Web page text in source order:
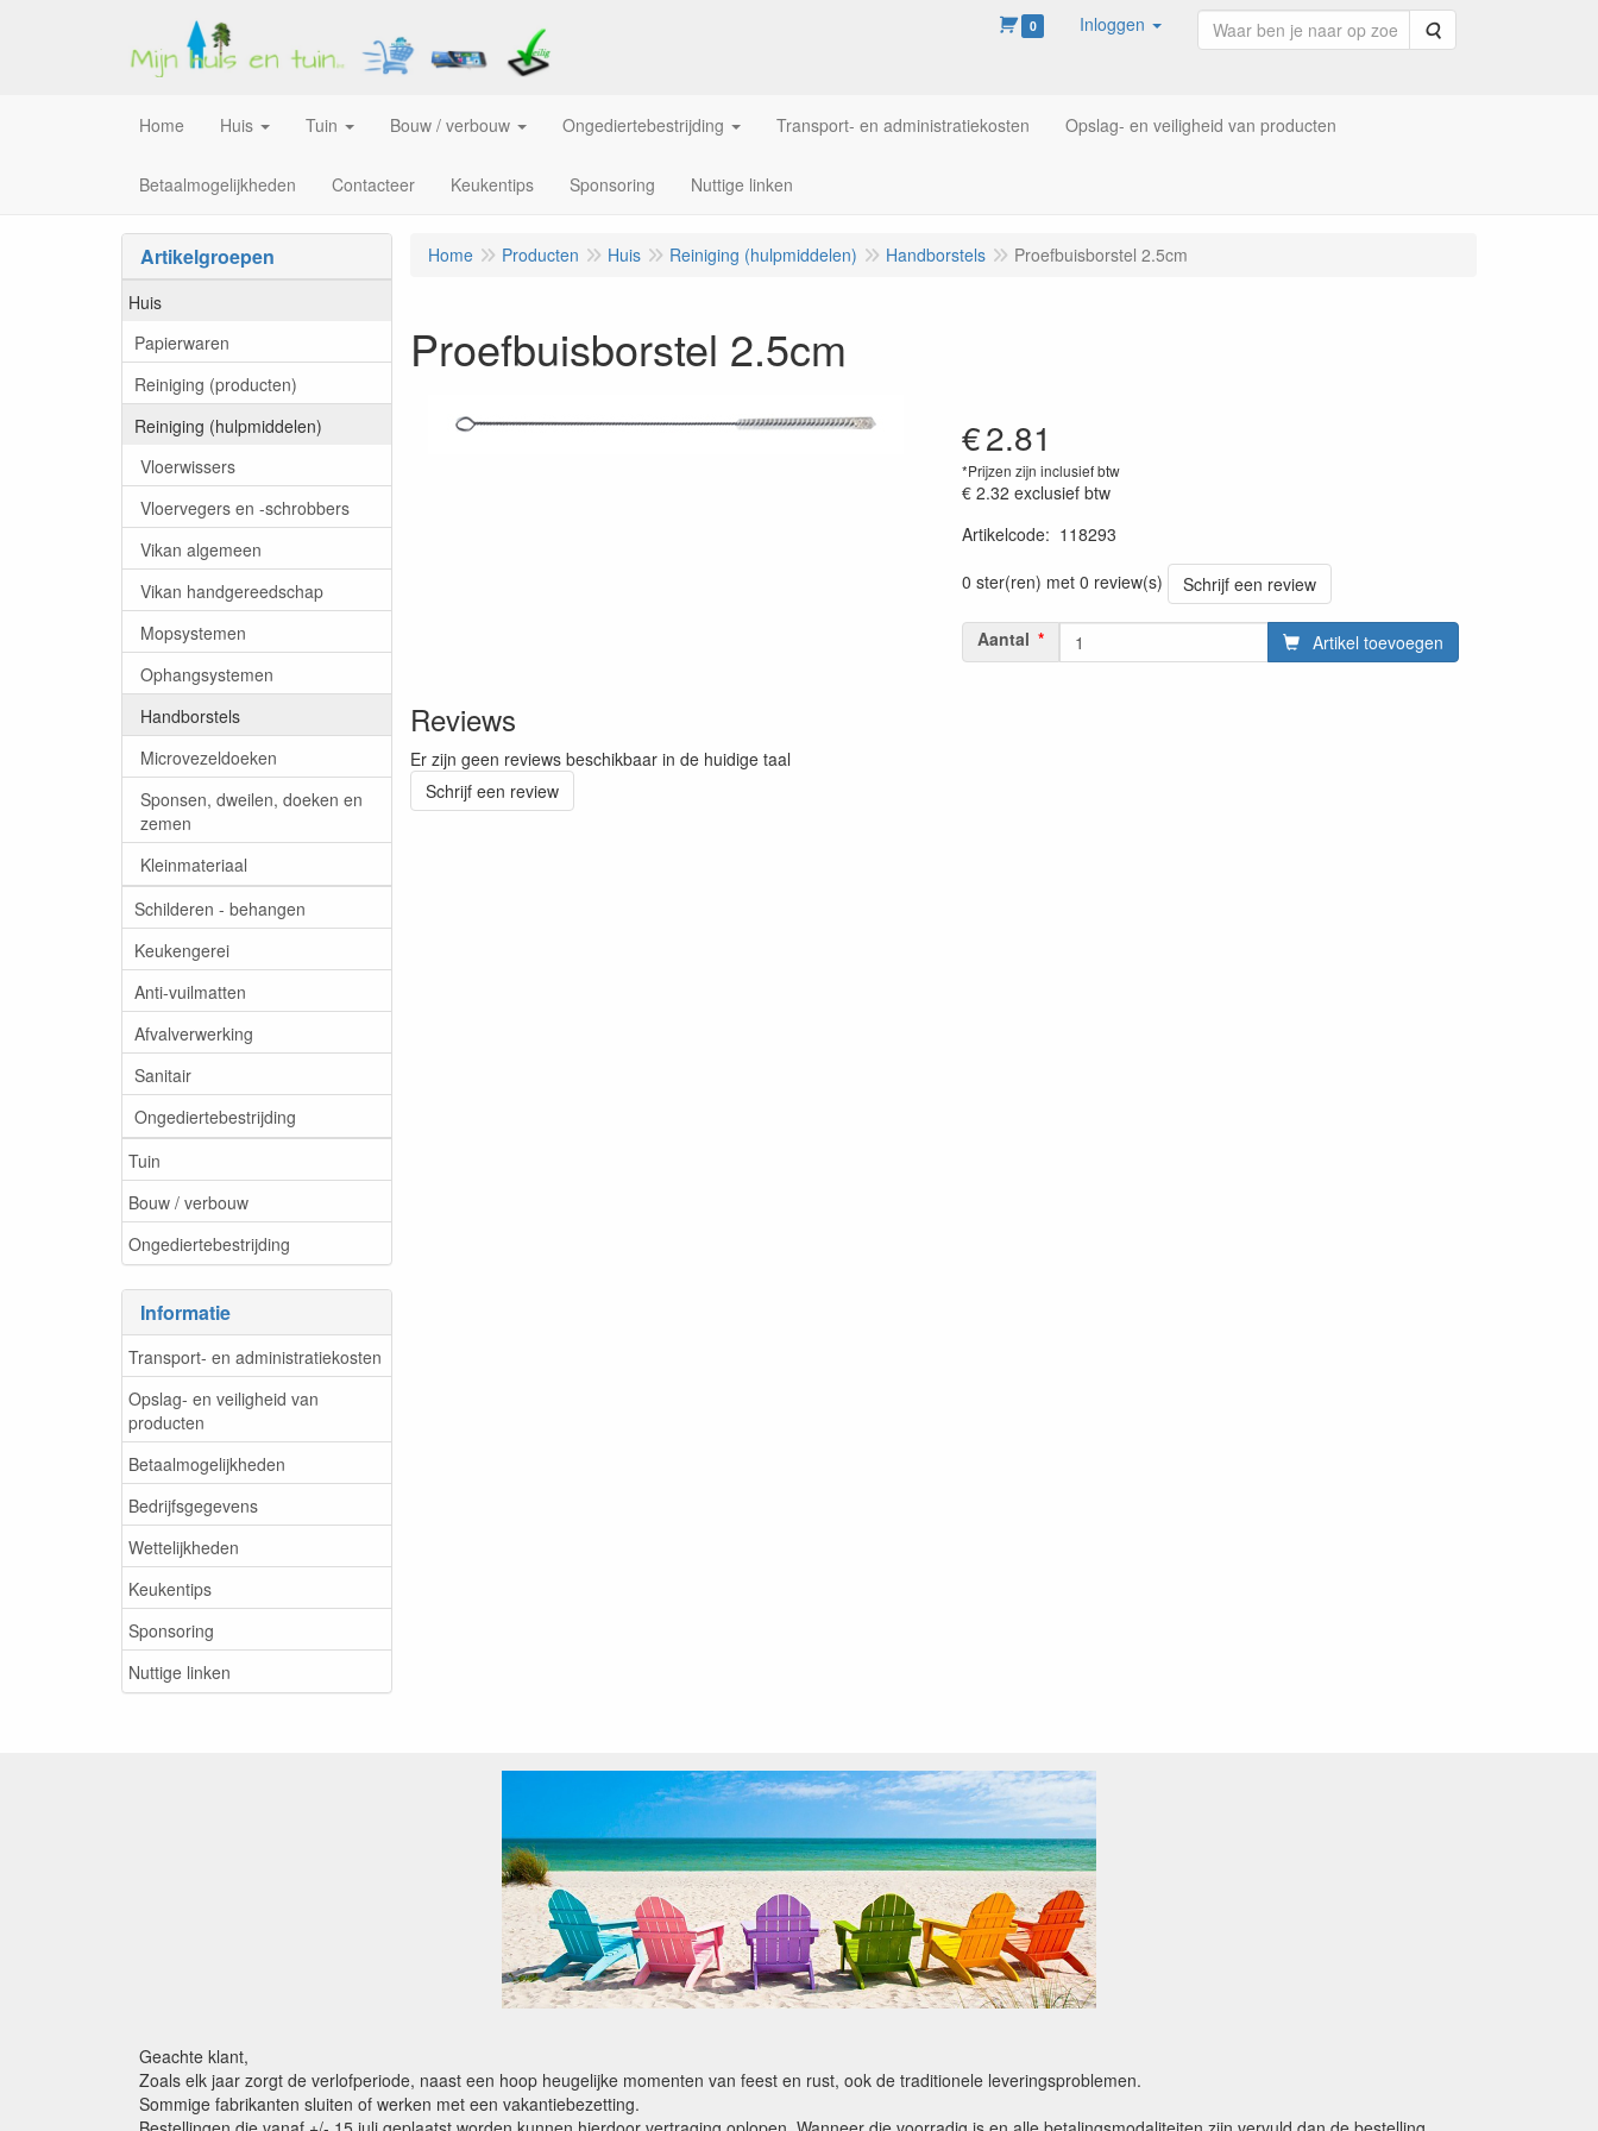
0 Inloggen Zoeken
Home Huis Tuin Bouw / verbouw Ongediertebestrijding Transport- en administratiekosten Opslag- en veiligheid van producten
Betaalmogelijkheden Contacteer Keukentips Sponsoring Nuttige linken
Artikelgroepen
Huis
Papierwaren
Reiniging (producten)
Reiniging (hulpmiddelen)
Vloerwissers
Vloervegers en -schrobbers
Vikan algemeen
Vikan handgereedschap
Mopsystemen
Ophangsystemen
Handborstels
Microvezeldoeken
Sponsen, dweilen, doeken en
zemen
Kleinmateriaal
Schilderen - behangen
Keukengerei
Anti-vuilmatten
Afvalverwerking
Sanitair
Ongediertebestrijding
Tuin
Bouw / verbouw
Ongediertebestrijding
Informatie
Transport- en administratiekosten
Opslag- en veiligheid van
producten
Betaalmogelijkheden
Bedrijfsgegevens
Wettelijkheden
Keukentips
Sponsoring
Nuttige linken
Home Producten Huis Reiniging (hulpmiddelen) Handborstels Proefbuisborstel 2.5cm
Proefbuisborstel 2.5cm
€2.81
*Prijzen zijn inclusief btw
€ 2.32 exclusief btw
Artikelcode: 118293
0 ster(ren) met 0 review(s)
Schrijf een review
Aantal Artikel toevoegen
Reviews
Er zijn geen reviews beschikbaar in de huidige taal
Schrijf een review
Geachte klant,
Zoals elk jaar zorgt de verlofperiode, naast een hoop heugelijke momenten van feest en rust, ook de traditionele leveringsproblemen.
Sommige fabrikanten sluiten of werken met een vakantiebezetting.